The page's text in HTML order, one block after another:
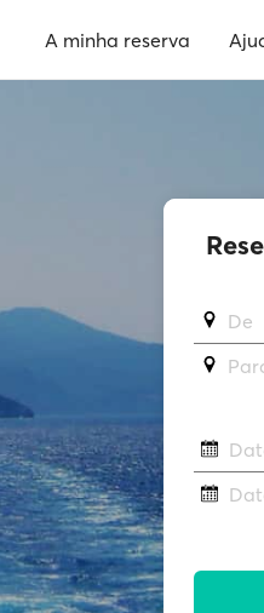
A minha reserva
De